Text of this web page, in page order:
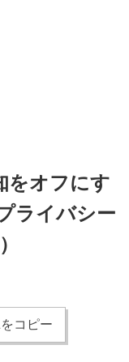
をオフにす
ライバシー
コピー